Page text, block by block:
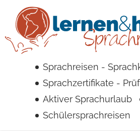
Sprachreisen -
Sprachzertifikate -
Aktiver Sprachurlaub
Schülersprachreisen